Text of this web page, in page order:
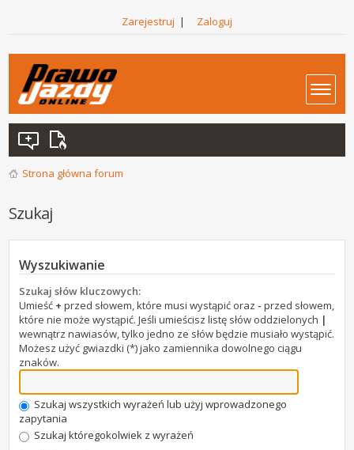
Zarejestruj | Zaloguj
Strona główna forum
Szukaj
Wyszukiwanie
Szukaj słów kluczowych:
Umieść + przed słowem, które musi wystąpić oraz - przed słowem,
które nie może wystąpić. Jeśli umieścisz listę słów oddzielonych |
wewnątrz nawiasów, tylko jedno ze słów będzie musiało wystąpić.
Możesz użyć gwiazdki (*) jako zamiennika dowolnego ciągu
znaków.
Szukaj wszystkich wyrażeń lub użyj wprowadzonego
zapytania
Szukaj któregokolwiek z wyrażeń